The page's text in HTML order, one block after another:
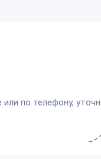
или по телефону,